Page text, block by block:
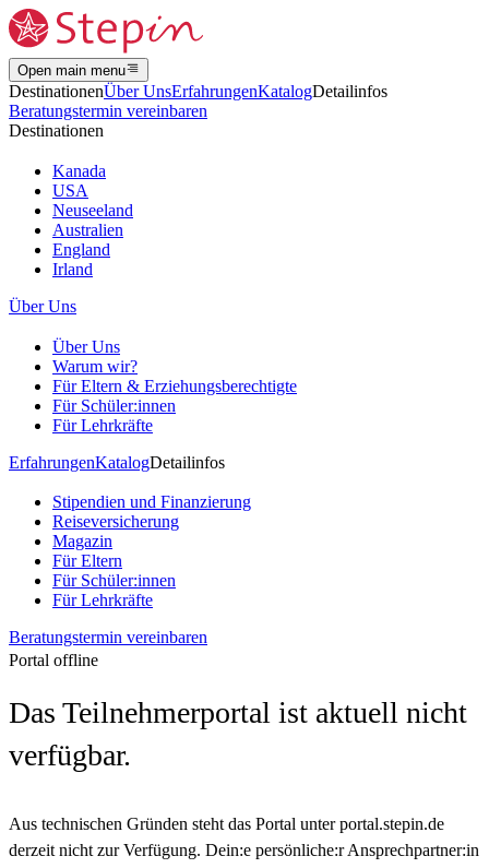
Open main menu
DestinationenÜber UnsErfahrungenKatalogDetailinfos
Beratungstermin vereinbaren
Destinationen
Kanada
USA
Neuseeland
Australien
England
Irland
Über Uns
Über Uns
Warum wir?
Für Eltern & Erziehungsberechtigte
Für Schüler:innen
Für Lehrkräfte
ErfahrungenKatalogDetailinfos
Stipendien und Finanzierung
Reiseversicherung
Magazin
Für Eltern
Für Schüler:innen
Für Lehrkräfte
Beratungstermin vereinbaren
Portal offline
Das Teilnehmerportal ist aktuell nicht
verfügbar.
Aus technischen Gründen steht das Portal unter portal.stepin.de
derzeit nicht zur Verfügung. Dein:e persönliche:r Ansprechpartner:in